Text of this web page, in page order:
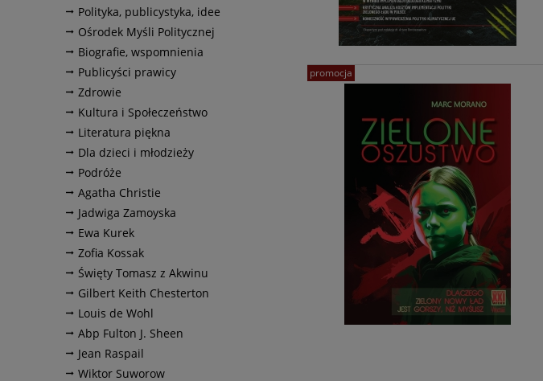
Polityka, publicystyka, idee
Ośrodek Myśli Politycznej
Biografie, wspomnienia
Publicyści prawicy
Zdrowie
Kultura i Społeczeństwo
Literatura piękna
Dla dzieci i młodzieży
Podróże
Agatha Christie
Jadwiga Zamoyska
Ewa Kurek
Zofia Kossak
Święty Tomasz z Akwinu
Gilbert Keith Chesterton
Louis de Wohl
Abp Fulton J. Sheen
Jean Raspail
Wiktor Suworow
promocja